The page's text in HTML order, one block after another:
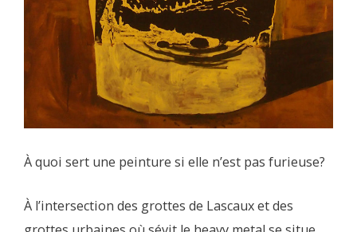
À quoi sert une peinture si elle n’est pas furieuse?
À l’intersection des grottes de Lascaux et des